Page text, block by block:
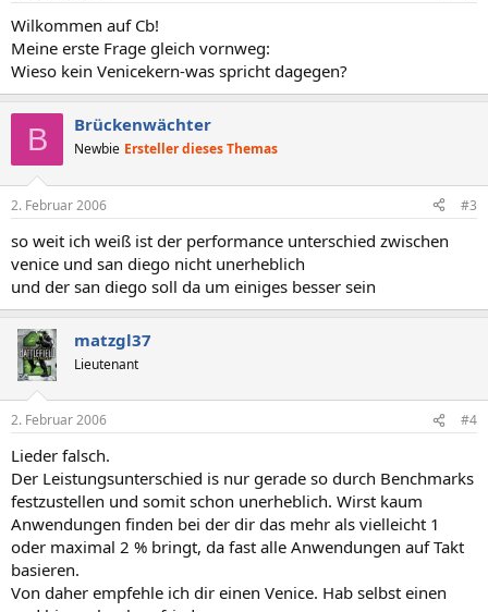
Wilkommen auf Cb!
Meine erste Frage gleich vornweg:
Wieso kein Venicekern-was spricht dagegen?
B Brückenwächter
Newbie Ersteller dieses Themas
2. Februar 2006 #3
so weit ich weiß ist der performance unterschied zwischen
venice und san diego nicht unerheblich
und der san diego soll da um einiges besser sein
matzgl37
Lieutenant
2. Februar 2006 #4
Lieder falsch.
Der Leistungsunterschied is nur gerade so durch Benchmarks
festzustellen und somit schon unerheblich. Wirst kaum
Anwendungen finden bei der dir das mehr als vielleicht 1
oder maximal 2 % bringt, da fast alle Anwendungen auf Takt
basieren.
Von daher empfehle ich dir einen Venice. Hab selbst einen